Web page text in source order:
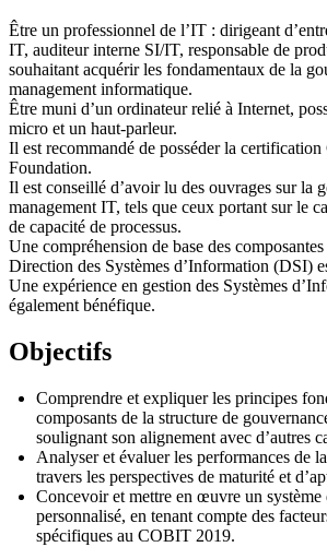
Être un professionnel de l’IT : dirigeant
IT, auditeur interne SI/IT, responsable de
souhaitant acquérir les fondamentaux de la
management informatique.
Être muni d’un ordinateur relié à Internet,
micro et un haut-parleur.
Il est recommandé de posséder la
Foundation.
Il est conseillé d’avoir lu des ouvrages sur la
management IT, tels que ceux portant sur le
de capacité de processus.
Une compréhension de base des
Direction des Systèmes d’Information (DSI)
Une expérience en gestion des Systèmes
également bénéfique.
Objectifs
Comprendre et expliquer les principes
composants de la structure de
soulignant son alignement avec d’autres
Analyser et évaluer les performances de
travers les perspectives de maturité et
Concevoir et mettre en œuvre un système
personnalisé, en tenant compte des
spécifiques au COBIT 2019.